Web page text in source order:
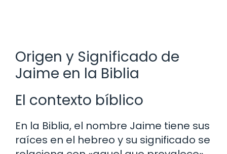
Origen y Significado de
Jaime en la Biblia
El contexto bíblico
En la Biblia, el nombre Jaime tiene sus
raíces en el hebreo y su significado se